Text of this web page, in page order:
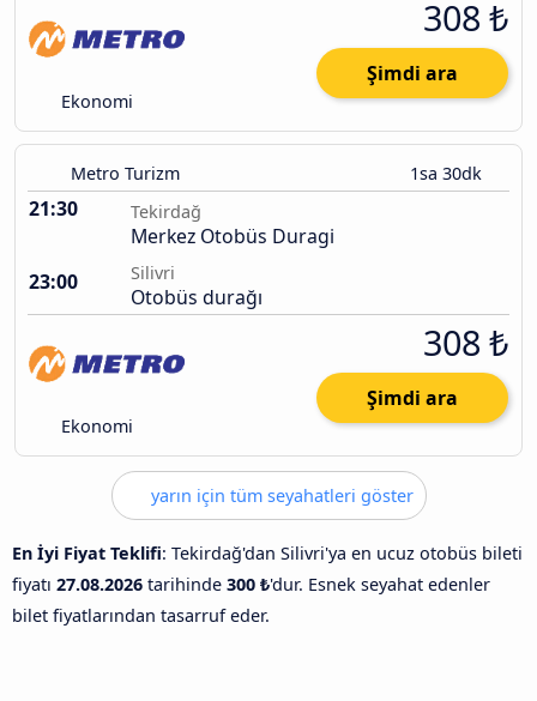
Ekonomi
308 ₺
Şimdi ara
Metro Turizm 1sa 30dk
21:30 Tekirdağ
Merkez Otobüs Duragi
23:00
Silivri
Otobüs durağı
Ekonomi
308 ₺
Şimdi ara
yarın için tüm seyahatleri göster
En İyi Fiyat Teklifi: Tekirdağ'dan Silivri'ya en ucuz otobüs bileti
fiyatı 27.08.2026 tarihinde 300 ₺'dur. Esnek seyahat edenler
bilet fiyatlarından tasarruf eder.